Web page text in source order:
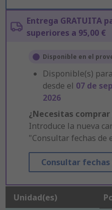
Entrega GRATUITA
superiores a 95,00 €
Disponible en el
Disponible(s)
desde el 07 de
2026
¿Necesitas comprar
Introduce la nueva
"Consultar fechas de
Consultar
Unidad(es)